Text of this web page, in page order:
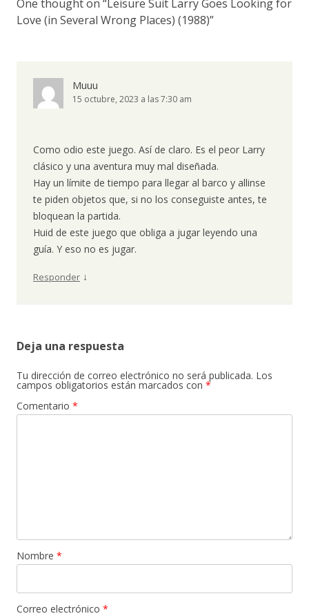
One thought on “Leisure Suit Larry Goes Looking for
Love (in Several Wrong Places) (1988)”
Muuu
15 octubre, 2023 a las 7:30 am
Como odio este juego. Así de claro. Es el peor Larry
clásico y una aventura muy mal diseñada.
Hay un límite de tiempo para llegar al barco y allinse
te piden objetos que, si no los conseguiste antes, te
bloquean la partida.
Huid de este juego que obliga a jugar leyendo una
guía. Y eso no es jugar.
Responder ↓
Deja una respuesta
Tu dirección de correo electrónico no será publicada. Los
campos obligatorios están marcados con *
Comentario *
Nombre *
Correo electrónico *